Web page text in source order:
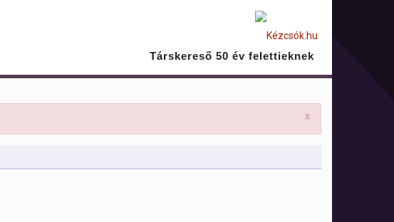
Társkereső 50 év felettieknek
x